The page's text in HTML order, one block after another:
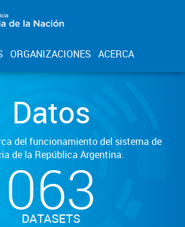
ORGANIZACIONES ACERCA
Datos
del funcionamiento del sistema de
de la República Argentina.
063
DATASETS